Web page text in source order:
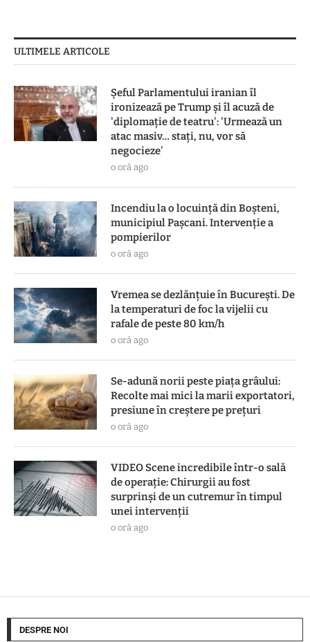
ULTIMELE ARTICOLE
Șeful Parlamentului iranian îl
ironizează pe Trump și îl acuză de
'diplomație de teatru': 'Urmează un
atac masiv… stați, nu, vor să
negocieze'
o oră ago
Incendiu la o locuință din Boșteni,
municipiul Pașcani. Intervenție a
pompierilor
o oră ago
Vremea se dezlănțuie în București. De
la temperaturi de foc la vijelii cu
rafale de peste 80 km/h
o oră ago
Se-adună norii peste piața grâului:
Recolte mai mici la marii exportatori,
presiune în creștere pe prețuri
o oră ago
VIDEO Scene incredibile într-o sală
de operație: Chirurgii au fost
surprinși de un cutremur în timpul
unei intervenții
o oră ago
DESPRE NOI